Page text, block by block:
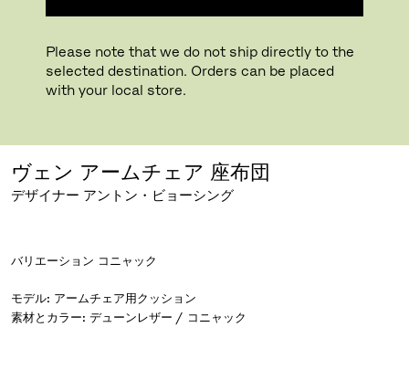
Please note that we do not ship directly to the
selected destination. Orders can be placed
with your local store.
ヴェン アームチェア 座布団
デザイナー アントン・ビョーシング
バリエーション コニャック
モデル: アームチェア用クッション
素材とカラー: